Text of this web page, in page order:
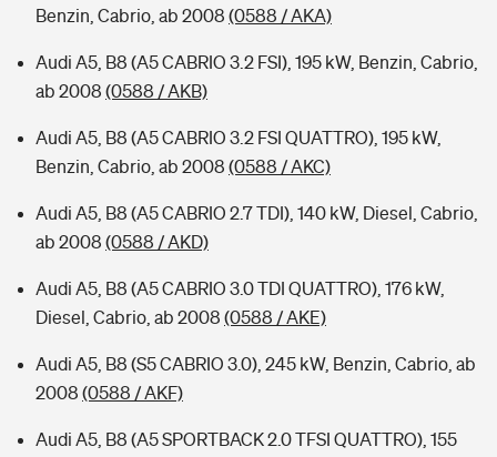
Benzin, Cabrio, ab 2008 (0588 / AKA)
Audi A5, B8 (A5 CABRIO 3.2 FSI), 195 kW, Benzin, Cabrio,
ab 2008 (0588 / AKB)
Audi A5, B8 (A5 CABRIO 3.2 FSI QUATTRO), 195 kW,
Benzin, Cabrio, ab 2008 (0588 / AKC)
Audi A5, B8 (A5 CABRIO 2.7 TDI), 140 kW, Diesel, Cabrio,
ab 2008 (0588 / AKD)
Audi A5, B8 (A5 CABRIO 3.0 TDI QUATTRO), 176 kW,
Diesel, Cabrio, ab 2008 (0588 / AKE)
Audi A5, B8 (S5 CABRIO 3.0), 245 kW, Benzin, Cabrio, ab
2008 (0588 / AKF)
Audi A5, B8 (A5 SPORTBACK 2.0 TFSI QUATTRO), 155